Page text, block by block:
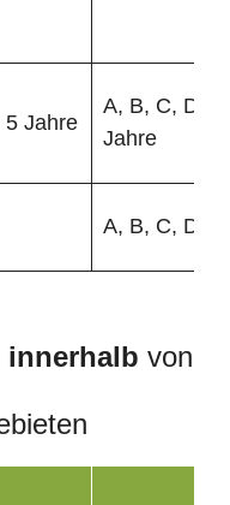
5 Jahre
A, B, C, D
Jahre
A, B, C, D
innerhalb von